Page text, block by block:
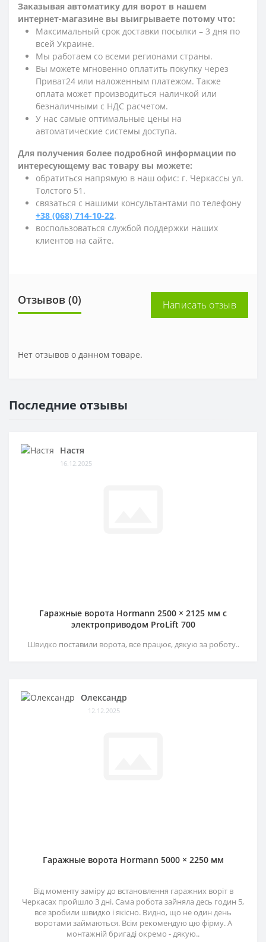
Заказывая автоматику для ворот в нашем
интернет-магазине вы выигрываете потому что:
Максимальный срок доставки посылки – 3 дня по
всей Украине.
Мы работаем со всеми регионами страны.
Вы можете мгновенно оплатить покупку через
Приват24 или наложенным платежом. Также
оплата может производиться наличкой или
безналичными с НДС расчетом.
У нас самые оптимальные цены на
автоматические системы доступа.
Для получения более подробной информации по
интересующему вас товару вы можете:
обратиться напрямую в наш офис: г. Черкассы ул.
Толстого 51.
связаться с нашими консультантами по телефону
+38 (068) 714-10-22.
воспользоваться службой поддержки наших
клиентов на сайте.
Отзывов (0) Написать отзыв
Нет отзывов о данном товаре.
Последние отзывы
Настя
16.12.2025
Гаражные ворота Hormann 2500 × 2125 мм c
электроприводом ProLift 700
Швидко поставили ворота, все працює, дякую за роботу..
Олександр
12.12.2025
Гаражные ворота Hormann 5000 × 2250 мм
Від моменту заміру до встановлення гаражних воріт в
Черкасах пройшло 3 дні. Сама робота зайняла десь годин 5,
все зробили швидко і якісно. Видно, що не один день
воротами займаються. Всім рекомендую цю фірму. А
монтажній бригаді окремо - дякую..